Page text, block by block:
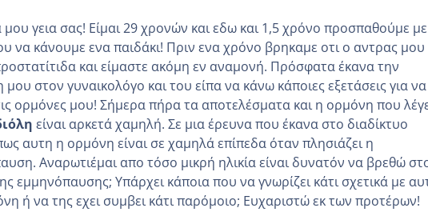
μου γεια σας! Είμαι 29 χρονών και εδω και 1,5 χρόνο προσπαθούμε
να κάνουμε ενα παιδάκι! Πριν ενα χρόνο βρηκαμε οτι ο αντρας μου
και είμαστε ακόμη εν αναμονή. Πρόσφατα έκανα την
μου στον γυναικολόγο και του είπα να κάνω κάποιες εξετάσεις για
ορμόνες μου! Σήμερα πήρα τα αποτελέσματα και η ορμόνη που
είναι αρκετά χαμηλή. Σε μια έρευνα που έκανα στο διαδίκτυο
αυτη η ορμόνη είναι σε χαμηλά επίπεδα όταν πλησιάζει η
Αναρωτιέμαι απο τόσο μικρή ηλικία είναι δυνατόν να βρεθώ
εμμηνόπαυσης; Υπάρχει κάποια που να γνωρίζει κάτι σχετικά με
ή να της εχει συμβει κάτι παρόμοιο; Ευχαριστώ εκ των προτέρων!